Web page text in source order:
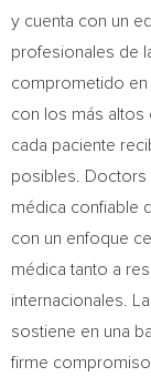
y cuenta con un
profesionales de
comprometido en
con los más altos
cada paciente
posibles. Doctors
médica confiable
con un enfoque
médica tanto a
internacionales.
sostiene en una
firme